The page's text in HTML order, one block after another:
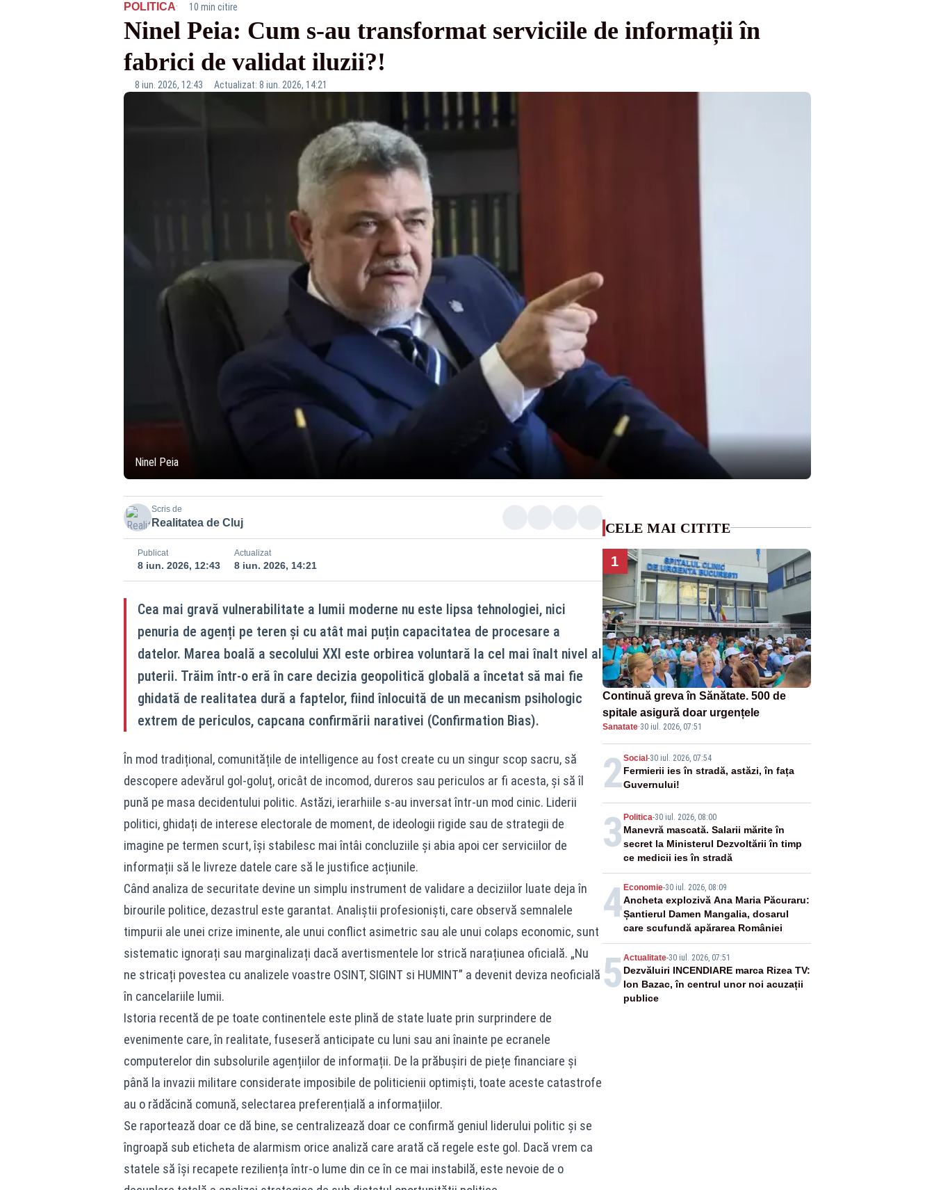
POLITICA· 10 min citire
Ninel Peia: Cum s-au transformat serviciile de informații în
fabrici de validat iluzii?!
8 iun. 2026, 12:43 Actualizat: 8 iun. 2026, 14:21
Ninel Peia
Scris de
Realitatea de Cluj
Publicat
8 iun. 2026, 12:43
Actualizat
8 iun. 2026, 14:21
Cea mai gravă vulnerabilitate a lumii moderne nu este lipsa tehnologiei, nici
penuria de agenți pe teren și cu atât mai puțin capacitatea de procesare a
datelor. Marea boală a secolului XXI este orbirea voluntară la cel mai înalt nivel al
puterii. Trăim într-o eră în care decizia geopolitică globală a încetat să mai fie
ghidată de realitatea dură a faptelor, fiind înlocuită de un mecanism psihologic
extrem de periculos, capcana confirmării narativei (Confirmation Bias).
În mod tradițional, comunitățile de intelligence au fost create cu un singur scop sacru, să
descopere adevărul gol-goluț, oricât de incomod, dureros sau periculos ar fi acesta, și să îl
pună pe masa decidentului politic. Astăzi, ierarhiile s-au inversat într-un mod cinic. Liderii
politici, ghidați de interese electorale de moment, de ideologii rigide sau de strategii de
imagine pe termen scurt, își stabilesc mai întâi concluziile și abia apoi cer serviciilor de
informații să le livreze datele care să le justifice acțiunile.
Când analiza de securitate devine un simplu instrument de validare a deciziilor luate deja în
birourile politice, dezastrul este garantat. Analiștii profesioniști, care observă semnalele
timpurii ale unei crize iminente, ale unui conflict asimetric sau ale unui colaps economic, sunt
sistematic ignorați sau marginalizați dacă avertismentele lor strică narațiunea oficială. „Nu
ne stricați povestea cu analizele voastre OSINT, SIGINT si HUMINT” a devenit deviza neoficială
în cancelariile lumii.
Istoria recentă de pe toate continentele este plină de state luate prin surprindere de
evenimente care, în realitate, fuseseră anticipate cu luni sau ani înainte pe ecranele
computerelor din subsolurile agențiilor de informații. De la prăbușiri de piețe financiare și
până la invazii militare considerate imposibile de politicienii optimiști, toate aceste catastrofe
au o rădăcină comună, selectarea preferențială a informațiilor.
Se raportează doar ce dă bine, se centralizează doar ce confirmă geniul liderului politic și se
îngroapă sub eticheta de alarmism orice analiză care arată că regele este gol. Dacă vrem ca
statele să își recapete reziliența într-o lume din ce în ce mai instabilă, este nevoie de o
CELE MAI CITITE
1
Continuă greva în Sănătate. 500 de
spitale asigură doar urgențele
Sanatate·30 iul. 2026, 07:51
2Social -30 iul. 2026, 07:54
Fermierii ies în stradă, astăzi, în fața
Guvernului!
3 Politica-30 iul. 2026, 08:00
Manevră mascată. Salarii mărite în
secret la Ministerul Dezvoltării în timp
ce medicii ies în stradă
4 Economie-30 iul. 2026, 08:09
Ancheta explozivă Ana Maria Păcuraru:
Șantierul Damen Mangalia, dosarul
care scufundă apărarea României
5 Actualitate-30 iul. 2026, 07:51
Dezvăluiri INCENDIARE marca Rizea TV:
Ion Bazac, în centrul unor noi acuzații
publice